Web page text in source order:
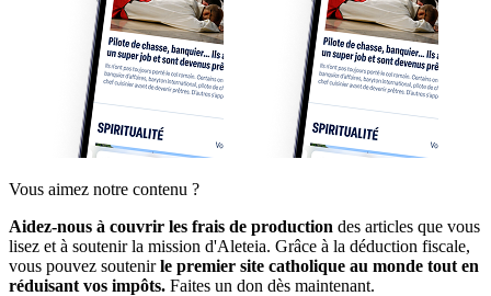
Vous aimez notre contenu ?
Aidez-nous à couvrir les frais de production des articles que vous
lisez et à soutenir la mission d'Aleteia. Grâce à la déduction fiscale,
vous pouvez soutenirle premier site catholique au monde tout en
réduisant vos impôts. Faites un don dès maintenant.